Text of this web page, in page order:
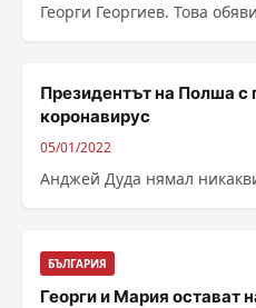
Георги Георгиев. Това
Президентът на Полша с
коронавирус
05/01/2022
Анджей Дуда нямал
БЪЛГАРИЯ
Георги и Мария остават